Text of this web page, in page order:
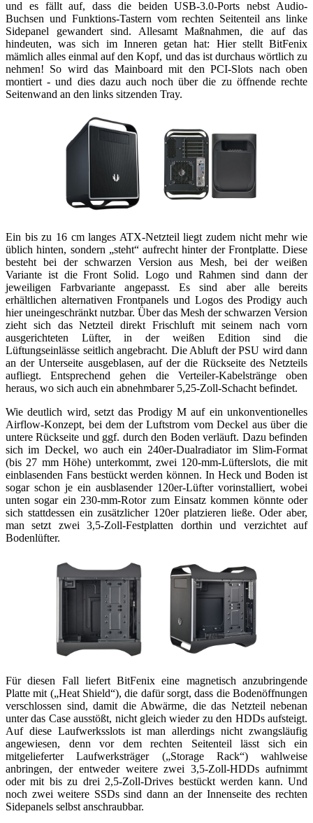
und es fällt auf, dass die beiden USB-3.0-Ports nebst Audio-
Buchsen und Funktions-Tastern vom rechten Seitenteil ans linke
Sidepanel gewandert sind. Allesamt Maßnahmen, die auf das
hindeuten, was sich im Inneren getan hat: Hier stellt BitFenix
mämlich alles einmal auf den Kopf, und das ist durchaus wörtlich zu
nehmen! So wird das Mainboard mit den PCI-Slots nach oben
montiert - und dies dazu auch noch über die zu öffnende rechte
Seitenwand an den links sitzenden Tray.
Ein bis zu 16 cm langes ATX-Netzteil liegt zudem nicht mehr wie
üblich hinten, sondern „steht“ aufrecht hinter der Frontplatte. Diese
besteht bei der schwarzen Version aus Mesh, bei der weißen
Variante ist die Front Solid. Logo und Rahmen sind dann der
jeweiligen Farbvariante angepasst. Es sind aber alle bereits
erhältlichen alternativen Frontpanels und Logos des Prodigy auch
hier uneingeschränkt nutzbar. Über das Mesh der schwarzen Version
zieht sich das Netzteil direkt Frischluft mit seinem nach vorn
ausgerichteten Lüfter, in der weißen Edition sind die
Lüftungseinlässe seitlich angebracht. Die Abluft der PSU wird dann
an der Unterseite ausgeblasen, auf der die Rückseite des Netzteils
aufliegt. Entsprechend gehen die Verteiler-Kabelstränge oben
heraus, wo sich auch ein abnehmbarer 5,25-Zoll-Schacht befindet.
Wie deutlich wird, setzt das Prodigy M auf ein unkonventionelles
Airflow-Konzept, bei dem der Luftstrom vom Deckel aus über die
untere Rückseite und ggf. durch den Boden verläuft. Dazu befinden
sich im Deckel, wo auch ein 240er-Dualradiator im Slim-Format
(bis 27 mm Höhe) unterkommt, zwei 120-mm-Lüfterslots, die mit
einblasenden Fans bestückt werden können. In Heck und Boden ist
sogar schon je ein ausblasender 120er-Lüfter vorinstalliert, wobei
unten sogar ein 230-mm-Rotor zum Einsatz kommen könnte oder
sich stattdessen ein zusätzlicher 120er platzieren ließe. Oder aber,
man setzt zwei 3,5-Zoll-Festplatten dorthin und verzichtet auf
Bodenlüfter.
Für diesen Fall liefert BitFenix eine magnetisch anzubringende
Platte mit („Heat Shield“), die dafür sorgt, dass die Bodenöffnungen
verschlossen sind, damit die Abwärme, die das Netzteil nebenan
unter das Case ausstößt, nicht gleich wieder zu den HDDs aufsteigt.
Auf diese Laufwerksslots ist man allerdings nicht zwangsläufig
angewiesen, denn vor dem rechten Seitenteil lässt sich ein
mitgelieferter Laufwerksträger („Storage Rack“) wahlweise
anbringen, der entweder weitere zwei 3,5-Zoll-HDDs aufnimmt
oder mit bis zu drei 2,5-Zoll-Drives bestückt werden kann. Und
noch zwei weitere SSDs sind dann an der Innenseite des rechten
Sidepanels selbst anschraubbar.